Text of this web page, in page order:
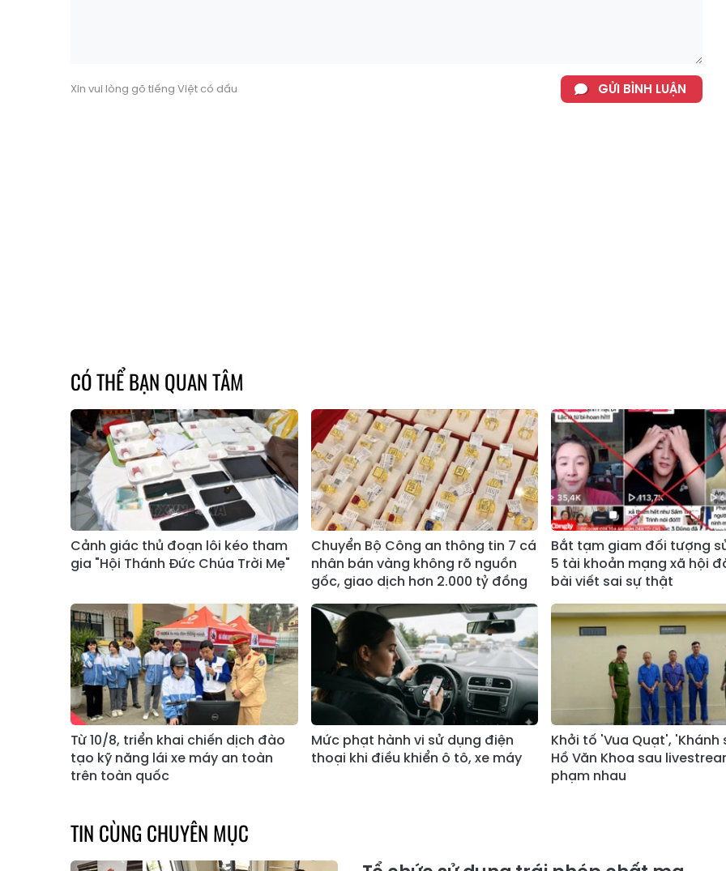
Xin vui lòng gõ tiếng Việt có dấu GỬI BÌNH LUẬN
CÓ THỂ BẠN QUAN TÂM
Cảnh giác thủ đoạn lôi kéo tham
gia "Hội Thánh Đức Chúa Trời Mẹ"
Chuyển Bộ Công an thông tin 7 cá
nhân bán vàng không rõ nguồn
gốc, giao dịch hơn 2.000 tỷ đồng
Bắt tạm giam đối tượng
5 tài khoản mạng xã hội
bài viết sai sự thật
Từ 10/8, triển khai chiến dịch đào
tạo kỹ năng lái xe máy an toàn
trên toàn quốc
Mức phạt hành vi sử dụng điện
thoại khi điều khiển ô tô, xe máy
Khởi tố 'Vua Quạt', 'Khánh
Hồ Văn Khoa sau
phạm nhau
TIN CÙNG CHUYÊN MỤC